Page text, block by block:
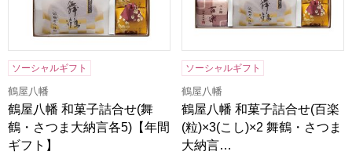
ソーシャルギフト
鶴屋八幡
鶴屋八幡 和菓子詰合せ(舞
鶴・さつま大納言各5)【年間
ギフト】
ソーシャルギフト
鶴屋八幡
鶴屋八幡 和菓子詰合せ(百楽
(粒)×3(こし)×2 舞鶴・さつま
大納言…